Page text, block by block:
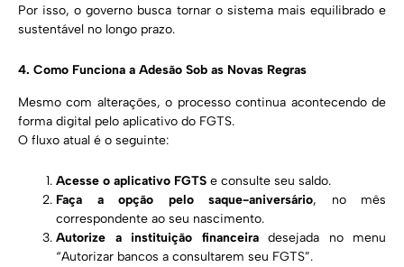
Por isso, o governo busca tornar o sistema mais equilibrado e
sustentável no longo prazo.
4. Como Funciona a Adesão Sob as Novas Regras
Mesmo com alterações, o processo continua acontecendo de
forma digital pelo aplicativo do FGTS.
O fluxo atual é o seguinte:
Acesse o aplicativo FGTS e consulte seu saldo.
Faça a opção pelo saque-aniversário, no mês
correspondente ao seu nascimento.
Autorize a instituição financeiradesejada no menu
“Autorizar bancos a consultarem seu FGTS”.